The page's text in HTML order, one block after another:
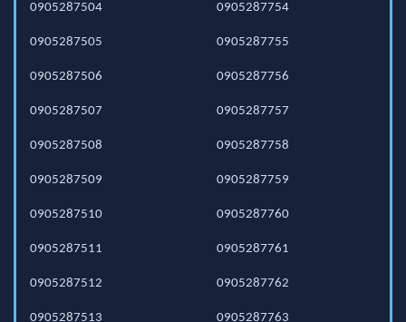
0905287504
0905287505
0905287506
0905287507
0905287508
0905287509
0905287510
0905287511
0905287512
0905287513
0905287754
0905287755
0905287756
0905287757
0905287758
0905287759
0905287760
0905287761
0905287762
0905287763